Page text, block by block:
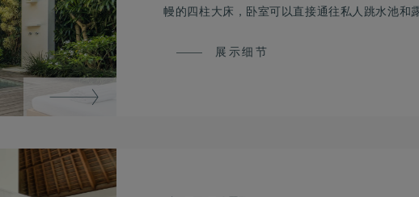
幔的四柱大床，卧室可以直接通往私人跳水池和
展示细节